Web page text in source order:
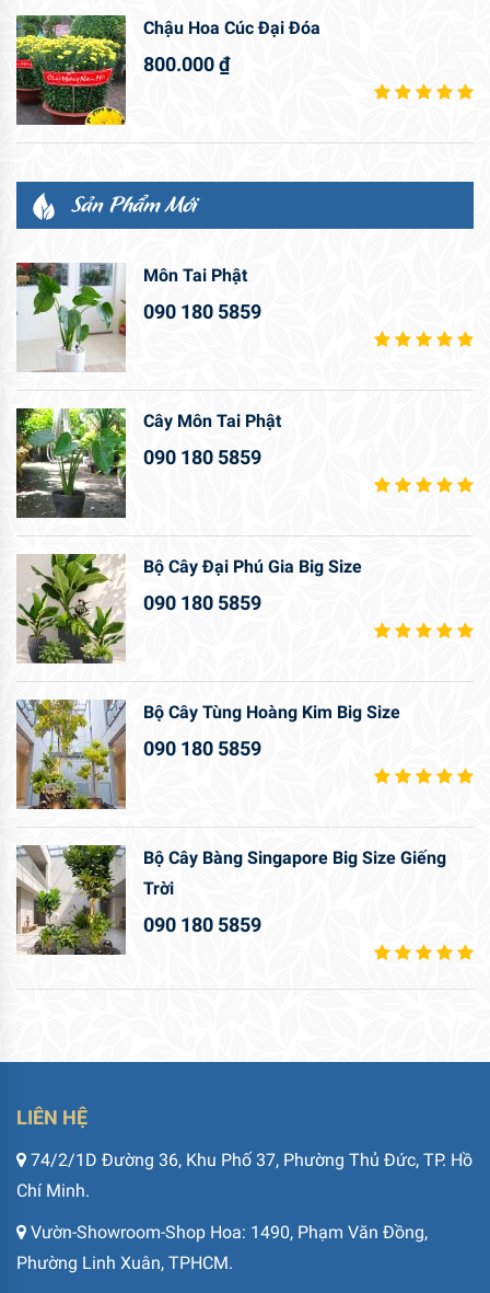
Chậu Hoa Cúc Đại Đóa
800.000₫
Sản Phẩm Mới
Môn Tai Phật
090 180 5859
Cây Môn Tai Phật
090 180 5859
Bộ Cây Đại Phú Gia Big Size
090 180 5859
Bộ Cây Tùng Hoàng Kim Big Size
090 180 5859
Bộ Cây Bàng Singapore Big Size Giếng
Trời
090 180 5859
LIÊN HỆ
74/2/1D Đường 36, Khu Phố 37, Phường Thủ Đức, TP. Hồ
Chí Minh.
Vườn-Showroom-Shop Hoa: 1490, Phạm Văn Đồng,
Phường Linh Xuân, TPHCM.